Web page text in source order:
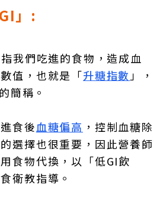
」:
我們吃進的食物，造成血
值，也就是「升糖指數 」，
簡稱。
食後血糖偏高 ，控制血糖除
選擇也很重要，因此營養師
食物代換，以「低GI飲
衛教指導。